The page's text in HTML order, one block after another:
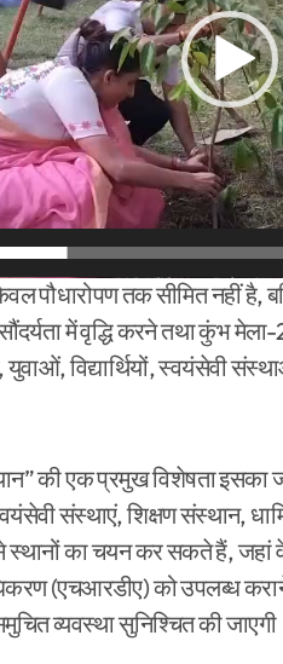
पौधारोपण तक सीमित नहीं है,
में वृद्धि करने तथा कुंभ
विद्यार्थियों, स्वयंसेवी
की एक प्रमुख विशेषता
संस्थाएं, शिक्षण संस्थान,
स्थानों का चयन कर सकते हैं, जहां
(एचआरडीए) को उपलब्ध
व्यवस्था सुनिश्चित की